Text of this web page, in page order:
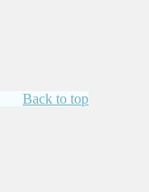
Back to top